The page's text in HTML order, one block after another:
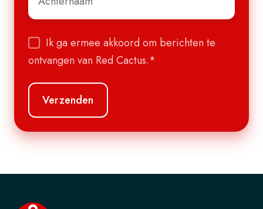
Ik ga ermee akkoord om berichten te
ontvangen van Red Cactus.*